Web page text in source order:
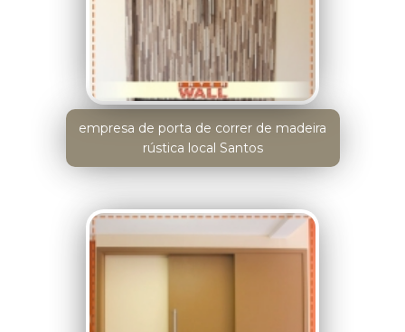
empresa de porta de correr de madeira
rústica local Santos